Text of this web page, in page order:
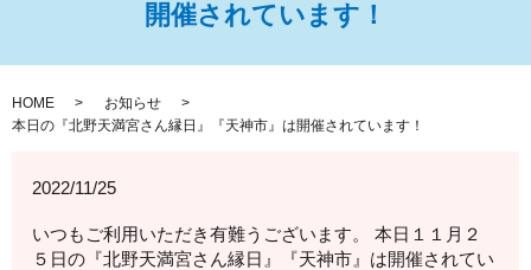
開催されています！
HOME
お知らせ
本日の『北野天満宮さん縁日』『天神市』は開催されています！
2022/11/25
いつもご利用いただき有難うございます。 本日１１月２
５日の『北野天満宮さん縁日』『天神市』は開催されてい